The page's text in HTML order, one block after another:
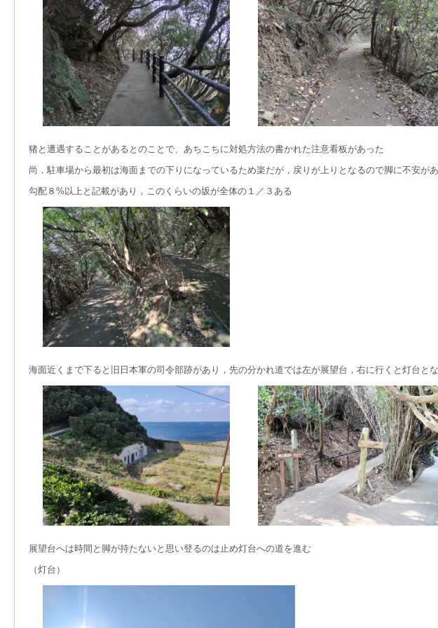
猪と遭遇することがあるとのことで、あちこちに対処方法の書かれた注意看板があった
尚，駐車場から最初は海面までの下りになっているため楽だが，戻りが上りとなるので脚に不安が
勾配８%以上と記載があり，このくらいの坂が全体の１／３ある
海面近くまで下ると旧日本軍の司令部跡があり，先の分かれ道では左が展望台，右に行くと灯台と
展望台へは時間と脚が持たないと思い登るのは止め灯台への道を進む
（灯台）